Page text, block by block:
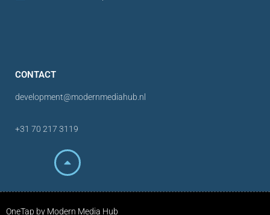
CONTACT
development@modernmediahub.nl
+31 70 217 3119
OneTap by Modern Media Hub